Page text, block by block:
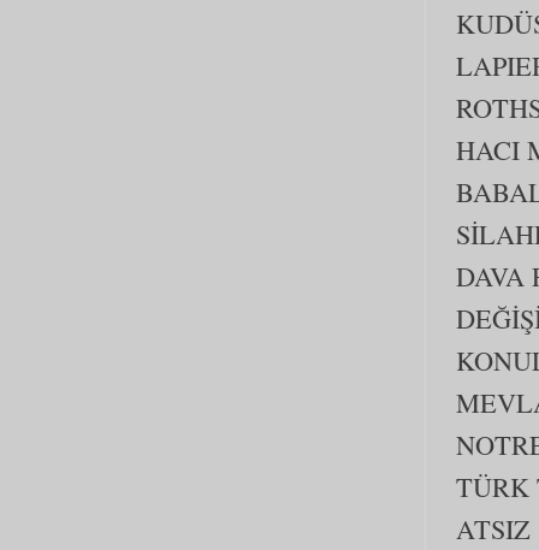
HACI
DAVA
TÜRK
ATSIZ